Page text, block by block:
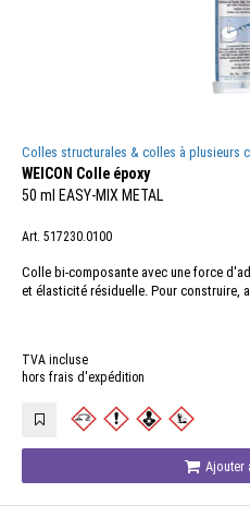
Colles structurales & colles à plusieurs
WEICON Colle époxy
50 ml EASY-MIX METAL
Art. 517230.0100
Colle bi-composante avec une force
et élasticité résiduelle. Pour construire,
TVA incluse
hors frais d'expédition
Ajouter